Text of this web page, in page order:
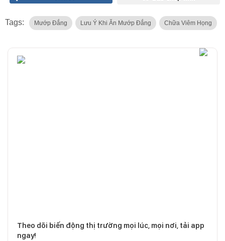
Tags: Mướp Đắng Lưu Ý Khi Ăn Mướp Đắng Chữa Viêm Họng
Theo dõi biến động thị trường mọi lúc, mọi nơi, tải app
ngay!